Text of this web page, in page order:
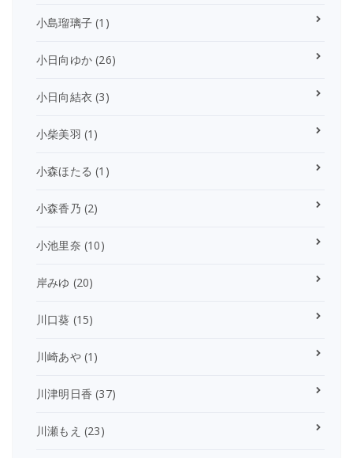
小島瑠璃子 (1)
小日向ゆか (26)
小日向結衣 (3)
小柴美羽 (1)
小森ほたる (1)
小森香乃 (2)
小池里奈 (10)
岸みゆ (20)
川口葵 (15)
川崎あや(1)
川津明日香 (37)
川瀬もえ (23)